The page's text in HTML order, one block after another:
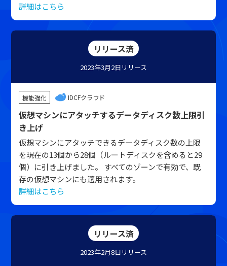
詳細はこちら
リリース済
2023年3月2日リリース
機能強化 IDCFクラウド
仮想マシンにアタッチするデータディスク数上限引
き上げ
仮想マシンにアタッチできるデータディスク数の上限
を現在の13個から28個（ルートディスクを含めると29
個）に引き上げました。 すべてのゾーンで有効で、既
存の仮想マシンにも適用されます。
詳細はこちら
リリース済
2023年2月8日リリース